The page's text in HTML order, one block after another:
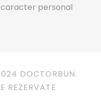
personal
DOCTORBUN.
REZERVATE